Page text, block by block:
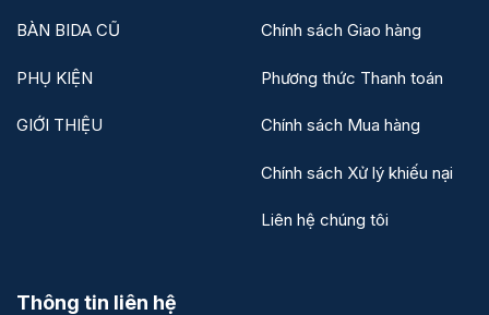
BÀN BIDA CŨ
PHỤ KIỆN
GIỚI THIỆU
Chính sách Giao hàng
Phương thức Thanh toán
Chính sách Mua hàng
Chính sách Xử lý khiếu nại
Liên hệ chúng tôi
Thông tin liên hệ